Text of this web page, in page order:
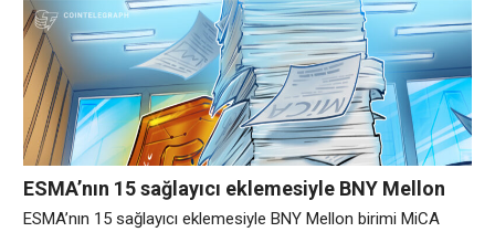
ESMA’nın 15 sağlayıcı eklemesiyle BNY Mellon
birimi MiCA kaydına katıldı
ESMA’nın 15 sağlayıcı eklemesiyle BNY Mellon birimi MiCA